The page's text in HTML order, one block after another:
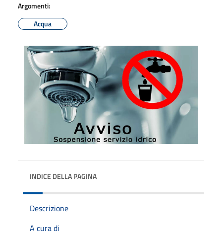
Argomenti:
Acqua
INDICE DELLA PAGINA
Descrizione
A cura di